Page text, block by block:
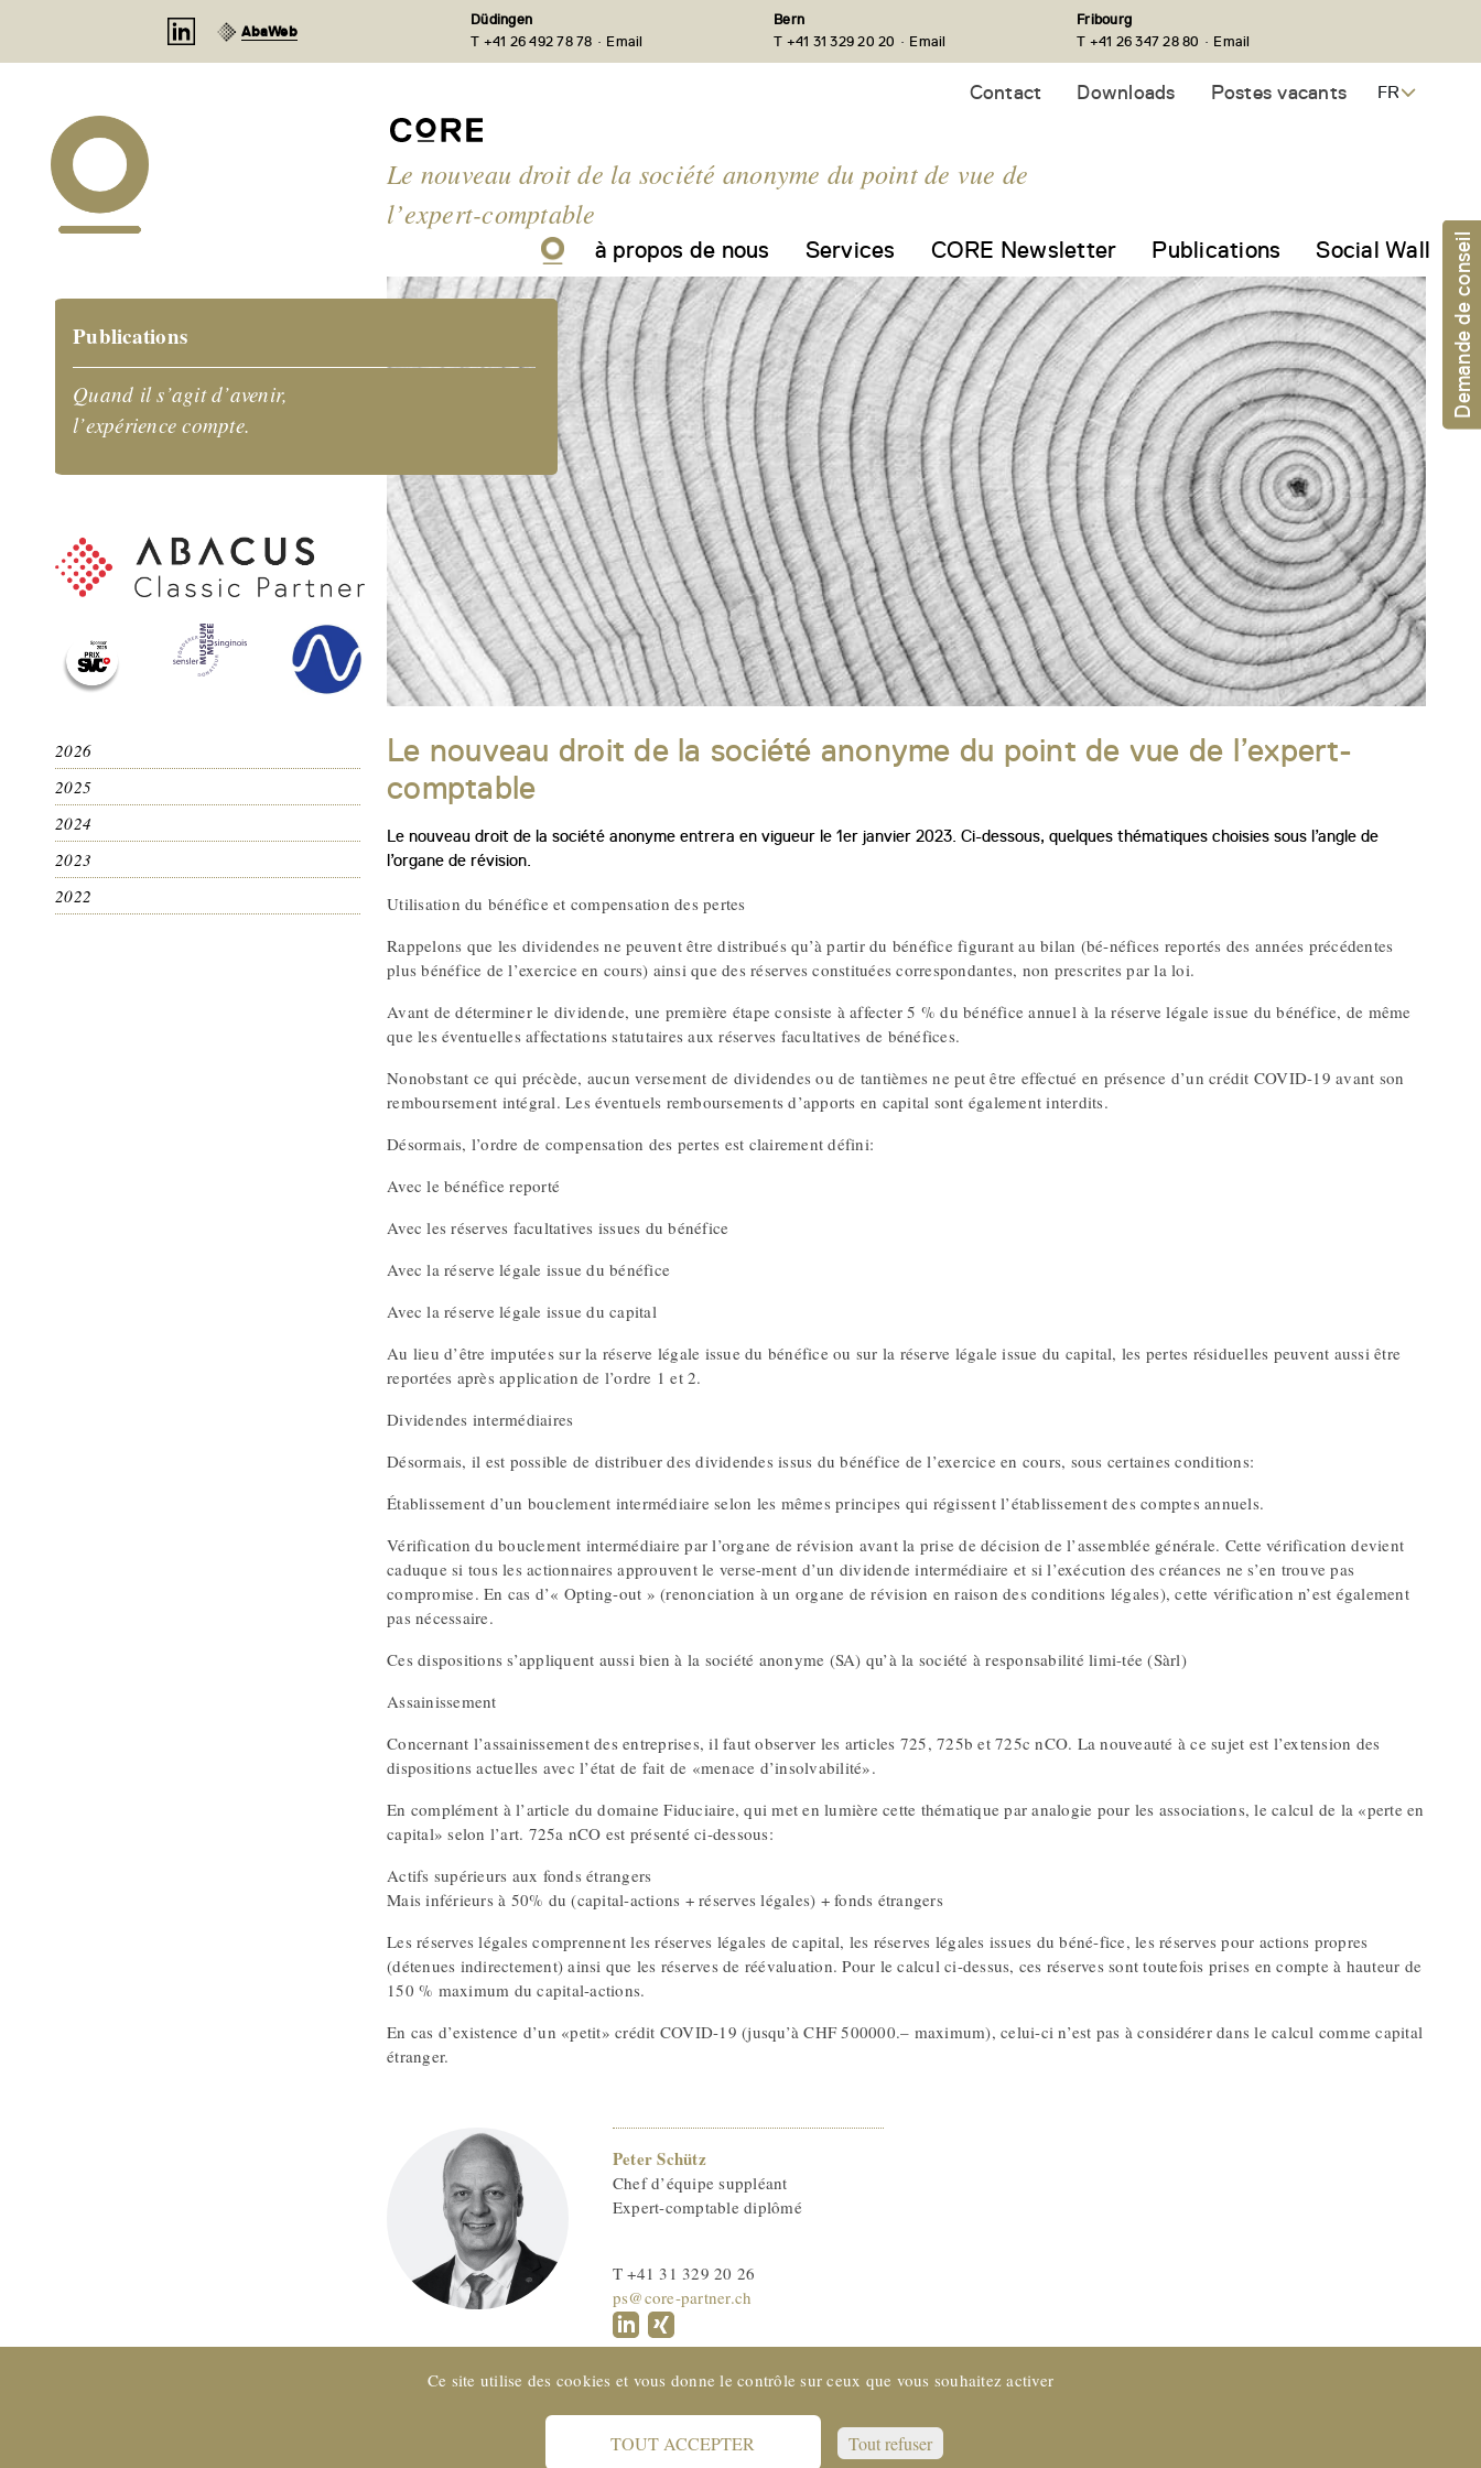
AbaWeb
Düdingen
T +41 26 492 78 78 · Email
Bern
T +41 31 329 20 20 · Email
Fribourg
T +41 26 347 28 80 · Email
Contact Downloads Postes vacants FR
Le nouveau droit de la société anonyme du point de vue de
l’expert-comptable
à propos de nous Services CORE Newsletter Publications Social Wall
Publications
Quand il s’agit d’avenir,
l’expérience compte.
2026
2025
2024
2023
2022
Le nouveau droit de la société anonyme du point de vue de l’expert-
comptable
Le nouveau droit de la société anonyme entrera en vigueur le 1er janvier 2023. Ci-dessous, quelques thématiques choisies sous l’angle de
l’organe de révision.
Utilisation du bénéfice et compensation des pertes
Rappelons que les dividendes ne peuvent être distribués qu’à partir du bénéfice figurant au bilan (bé-néfices reportés des années précédentes
plus bénéfice de l’exercice en cours) ainsi que des réserves constituées correspondantes, non prescrites par la loi.
Avant de déterminer le dividende, une première étape consiste à affecter 5 % du bénéfice annuel à la réserve légale issue du bénéfice, de même
que les éventuelles affectations statutaires aux réserves facultatives de bénéfices.
Nonobstant ce qui précède, aucun versement de dividendes ou de tantièmes ne peut être effectué en présence d’un crédit COVID-19 avant son
remboursement intégral. Les éventuels remboursements d’apports en capital sont également interdits.
Désormais, l’ordre de compensation des pertes est clairement défini:
Avec le bénéfice reporté
Avec les réserves facultatives issues du bénéfice
Avec la réserve légale issue du bénéfice
Avec la réserve légale issue du capital
Au lieu d’être imputées sur la réserve légale issue du bénéfice ou sur la réserve légale issue du capital, les pertes résiduelles peuvent aussi être
reportées après application de l’ordre 1 et 2.
Dividendes intermédiaires
Désormais, il est possible de distribuer des dividendes issus du bénéfice de l’exercice en cours, sous certaines conditions:
Établissement d’un bouclement intermédiaire selon les mêmes principes qui régissent l’établissement des comptes annuels.
Vérification du bouclement intermédiaire par l’organe de révision avant la prise de décision de l’assemblée générale. Cette vérification devient
caduque si tous les actionnaires approuvent le verse-ment d’un dividende intermédiaire et si l’exécution des créances ne s’en trouve pas
compromise. En cas d’« Opting-out » (renonciation à un organe de révision en raison des conditions légales), cette vérification n’est également
pas nécessaire.
Ces dispositions s’appliquent aussi bien à la société anonyme (SA) qu’à la société à responsabilité limi-tée (Sàrl)
Assainissement
Concernant l’assainissement des entreprises, il faut observer les articles 725, 725b et 725c nCO. La nouveauté à ce sujet est l’extension des
dispositions actuelles avec l’état de fait de «menace d’insolvabilité».
En complément à l’article du domaine Fiduciaire, qui met en lumière cette thématique par analogie pour les associations, le calcul de la «perte en
capital» selon l’art. 725a nCO est présenté ci-dessous:
Actifs supérieurs aux fonds étrangers
Mais inférieurs à 50% du (capital-actions + réserves légales) + fonds étrangers
Les réserves légales comprennent les réserves légales de capital, les réserves légales issues du béné-fice, les réserves pour actions propres
(détenues indirectement) ainsi que les réserves de réévaluation. Pour le calcul ci-dessus, ces réserves sont toutefois prises en compte à hauteur de
150 % maximum du capital-actions.
En cas d’existence d’un «petit» crédit COVID-19 (jusqu’à CHF 500000.– maximum), celui-ci n’est pas à considérer dans le calcul comme capital
étranger.
Peter Schütz
Chef d’équipe suppléant
Expert-comptable diplômé
T +41 31 329 20 26
ps@core-partner.ch
Demande de conseil
et membre de FIDUCIAIRE | SUISSE © 2022 CORE Partenaires SA Support
Panneau de gestion des cookies
Ce site utilise des cookies et vous donne le contrôle sur ceux que vous souhaitez activer
TOUT ACCEPTER Tout refuser